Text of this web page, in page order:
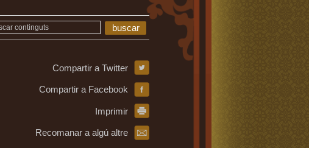
buscar
Compartir a Twitter
Compartir a Facebook
Imprimir
Recomanar a algú altre